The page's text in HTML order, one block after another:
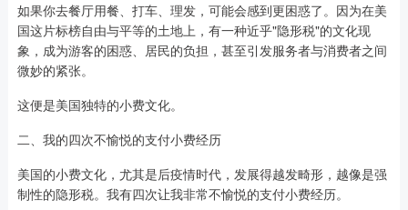
如果你去餐厅用餐、打车、理发，可能会感到更困惑了。因为在美
国这片标榜自由与平等的土地上，有一种近乎"隐形税"的文化现
象，成为游客的困惑、居民的负担，甚至引发服务者与消费者之间
微妙的紧张。
这便是美国独特的小费文化。
二、我的四次不愉悦的支付小费经历
美国的小费文化，尤其是后疫情时代，发展得越发畸形，越像是强
制性的隐形税。我有四次让我非常不愉悦的支付小费经历。